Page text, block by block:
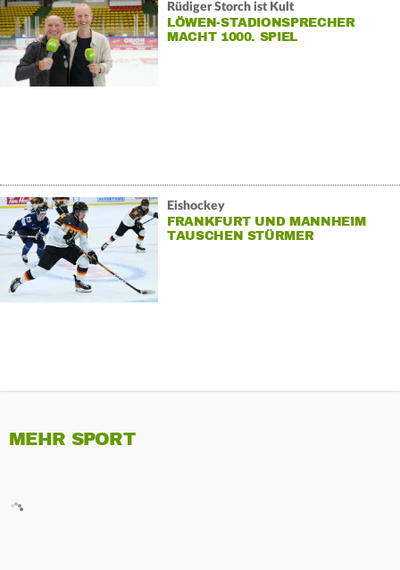
Rüdiger Storch ist Kult
LÖWEN-STADIONSPRECHER
MACHT 1000. SPIEL
Eishockey
FRANKFURT UND MANNHEIM
TAUSCHEN STÜRMER
MEHR SPORT